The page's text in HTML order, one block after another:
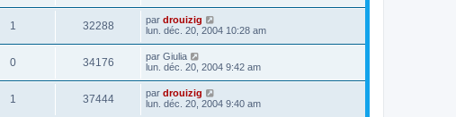
1 32288 par drouizig
lun. déc. 20, 2004 10:28 am
0 34176 par Giulia
lun. déc. 20, 2004 9:42 am
1 37444 par drouizig
lun. déc. 20, 2004 9:40 am